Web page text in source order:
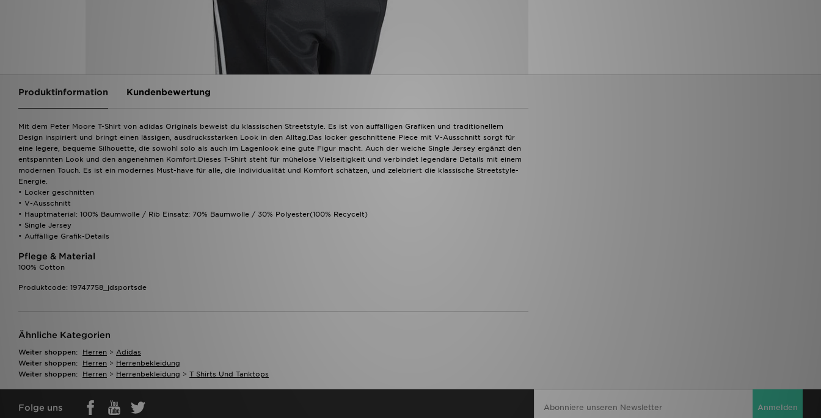
Produktinformation Kundenbewertung
Mit dem Peter Moore T-Shirt von adidas Originals beweist du klassischen Streetstyle. Es ist von auffälligen Grafiken und traditionellem
Design inspiriert und bringt einen lässigen, ausdrucksstarken Look in den Alltag.Das locker geschnittene Piece mit V-Ausschnitt sorgt für
eine legere, bequeme Silhouette, die sowohl solo als auch im Lagenlook eine gute Figur macht. Auch der weiche Single Jersey ergänzt den
entspannten Look und den angenehmen Komfort.Dieses T-Shirt steht für mühelose Vielseitigkeit und verbindet legendäre Details mit einem
modernen Touch. Es ist ein modernes Must-have für alle, die Individualität und Komfort schätzen, und zelebriert die klassische Streetstyle-
Energie.
• Locker geschnitten
• V-Ausschnitt
• Hauptmaterial: 100% Baumwolle / Rib Einsatz: 70% Baumwolle / 30% Polyester(100% Recycelt)
• Single Jersey
• Auffällige Grafik-Details
Pflege & Material
100% Cotton
Produktcode: 19747758_jdsportsde
Ähnliche Kategorien
Weiter shoppen: Herren > Adidas
Weiter shoppen:
Herren > Herrenbekleidung
Weiter shoppen:
Herren > Herrenbekleidung > T Shirts Und Tanktops
Folge uns Anmelden